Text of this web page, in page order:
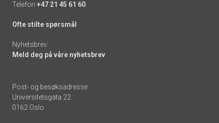
Telefon +47 21 45 61 60
Ofte stilte spørsmål
Nyhetsbrev:
Meld deg på våre nyhetsbrev
Post- og besøksadresse:
Universitetsgata 22
0162 Oslo